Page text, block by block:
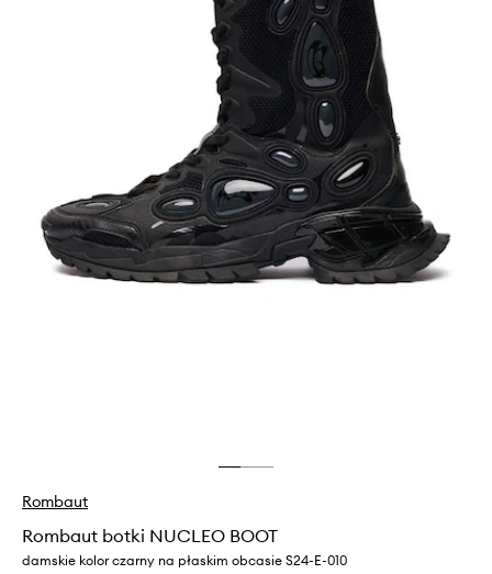
Rombaut
Rombaut botki NUCLEO BOOT
damskie kolor czarny na płaskim obcasie S24-E-010